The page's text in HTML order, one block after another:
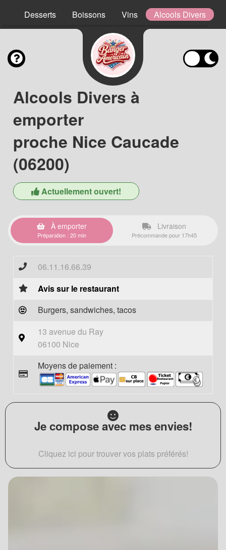
Desserts Boissons Vins Alcools Divers
Alcools Divers à
emporter
proche Nice Caucade
(06200)
Actuellement ouvert!
À emporter
Préparation : 20 min
Livraison
Précommande pour 17h45
06.11.16.66.39
Avis sur le restaurant
Burgers, sandwiches, tacos
13 avenue du Ray
06100 Nice
Moyens de paiement :
Je compose avec mes envies!
Cliquez ici pour trouver vos plats préférés!